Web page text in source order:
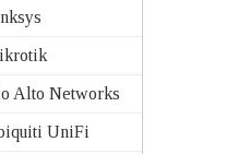
Alto Networks
UniFi